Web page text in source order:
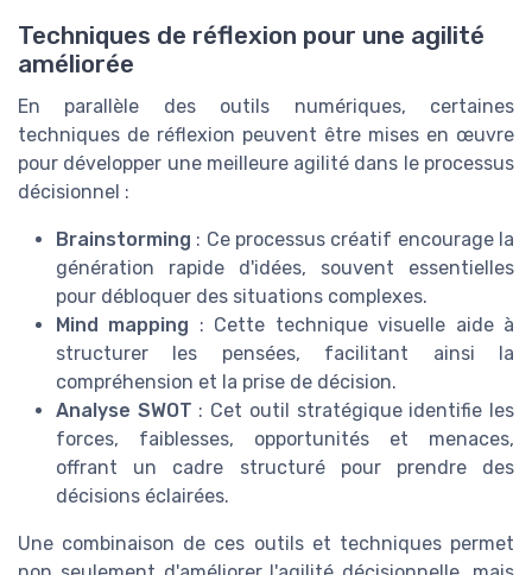
Techniques de réflexion pour une agilité
améliorée
En parallèle des outils numériques, certaines
techniques de réflexion peuvent être mises en œuvre
pour développer une meilleure agilité dans le processus
décisionnel :
Brainstorming : Ce processus créatif encourage la
génération rapide d'idées, souvent essentielles
pour débloquer des situations complexes.
Mind mapping : Cette technique visuelle aide à
structurer les pensées, facilitant ainsi la
compréhension et la prise de décision.
Analyse SWOT : Cet outil stratégique identifie les
forces, faiblesses, opportunités et menaces,
offrant un cadre structuré pour prendre des
décisions éclairées.
Une combinaison de ces outils et techniques permet